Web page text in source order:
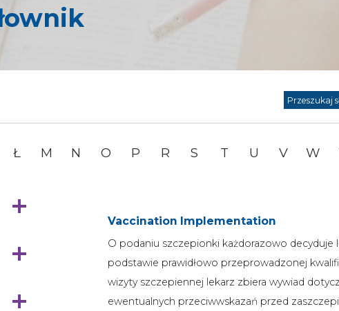
Przeszukaj
słownik
Ł M N O P R S T U V W
Vaccination Implementation
O podaniu szczepionki każdorazowo decyduje
podstawie prawidłowo przeprowadzonej
wizyty szczepiennej lekarz zbiera wywiad
ewentualnych przeciwwskazań przed